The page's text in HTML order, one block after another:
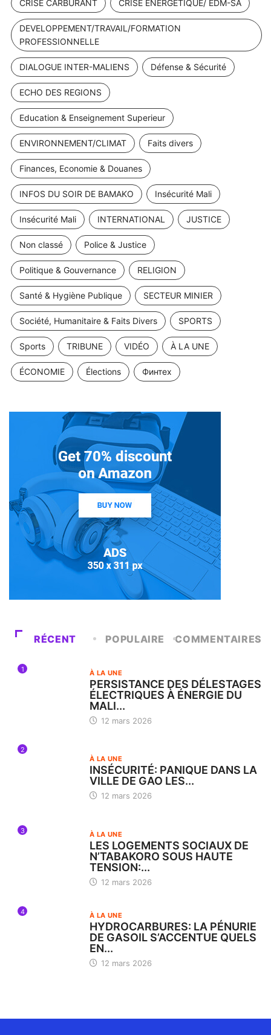
CRISE CARBURANT CRISE ENERGETIQUE/ EDM-SA
DEVELOPPEMENT/TRAVAIL/FORMATION
PROFESSIONNELLE
DIALOGUE INTER-MALIENS Défense & Sécurité
ECHO DES REGIONS
Education & Enseignement Superieur
ENVIRONNEMENT/CLIMAT Faits divers
Finances, Economie & Douanes
INFOS DU SOIR DE BAMAKO Insécurité Mali
Insécurité Mali INTERNATIONAL JUSTICE
Non classé Police & Justice
Politique & Gouvernance RELIGION
Santé & Hygiène Publique SECTEUR MINIER
Société, Humanitaire & Faits Divers SPORTS
Sports TRIBUNE VIDÉO À LA UNE
ÉCONOMIE Élections Финтех
RÉCENT POPULAIRE COMMENTAIRES
1 À LA UNE
PERSISTANCE DES DÉLESTAGES
ÉLECTRIQUES À ÉNERGIE DU
MALI...
12 mars 2026
2
À LA UNE
INSÉCURITÉ: PANIQUE DANS LA
VILLE DE GAO LES...
12 mars 2026
3 À LA UNE
LES LOGEMENTS SOCIAUX DE
N’TABAKORO SOUS HAUTE
TENSION:...
12 mars 2026
4 À LA UNE
HYDROCARBURES: LA PÉNURIE
DE GASOIL S’ACCENTUE QUELS
EN...
12 mars 2026